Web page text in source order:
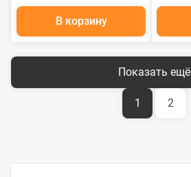
В корзину
Показать ещё
1 2